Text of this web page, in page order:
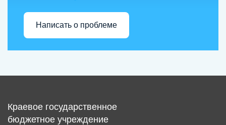
Написать о проблеме
Краевое государственное
бюджетное учреждение